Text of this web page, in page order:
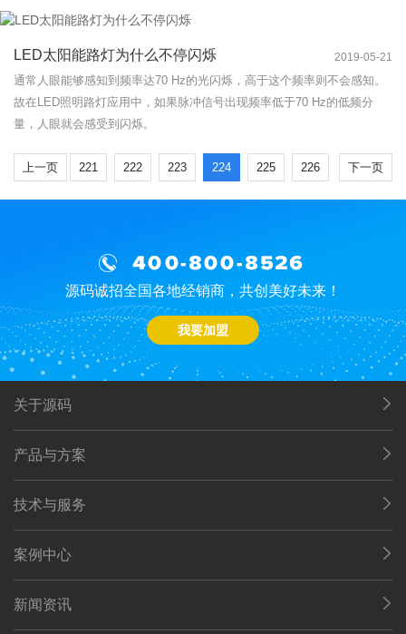
LED太阳能路灯为什么不停闪烁 2019-05-21
通常人眼能够感知到频率达70 Hz的光闪烁，高于这个频率则不会感知。
故在LED照明路灯应用中，如果脉冲信号出现频率低于70 Hz的低频分
量，人眼就会感受到闪烁。
上一页 221 222 223 224 225 226 下一页
400-800-8526
源码诚招全国各地经销商，共创美好未来！
我要加盟
关于源码
产品与方案
技术与服务
案例中心
新闻资讯